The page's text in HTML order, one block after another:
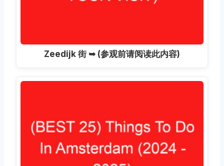
Zeedijk 街 ➥ (参观前请阅读此内容)